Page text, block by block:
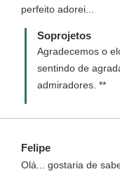
perfeito adorei...
Soprojetos
Agradecemos o
sentindo de
admiradores. **
Felipe
Olá... gostaria de